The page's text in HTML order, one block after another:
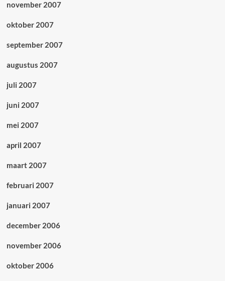
november 2007
oktober 2007
september 2007
augustus 2007
juli 2007
juni 2007
mei 2007
april 2007
maart 2007
februari 2007
januari 2007
december 2006
november 2006
oktober 2006